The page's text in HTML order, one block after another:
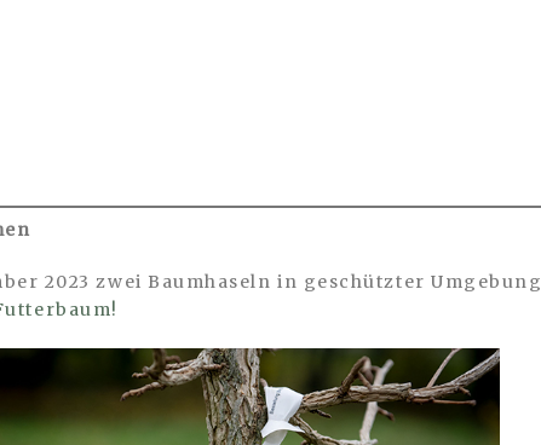
2023 zwei Baumhaseln in geschützter Umgebung